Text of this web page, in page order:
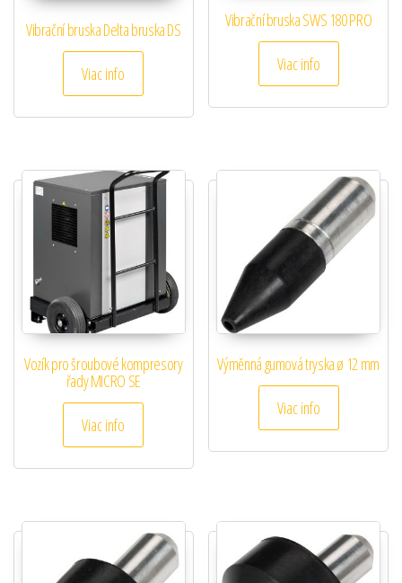
Vibrační bruska Delta bruska DS
Viac info
Vibrační bruska SWS 180 PRO
Viac info
Vozík pro šroubové kompresory
řady MICRO SE
Viac info
Výměnná gumová tryska ø 12 mm
Viac info